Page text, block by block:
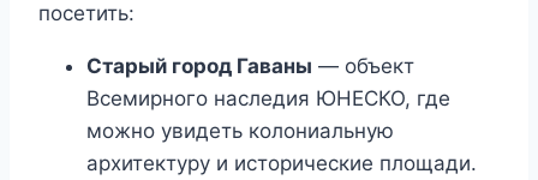
посетить:
Старый город Гаваны — объект
Всемирного наследия ЮНЕСКО, где
можно увидеть колониальную
архитектуру и исторические площади.